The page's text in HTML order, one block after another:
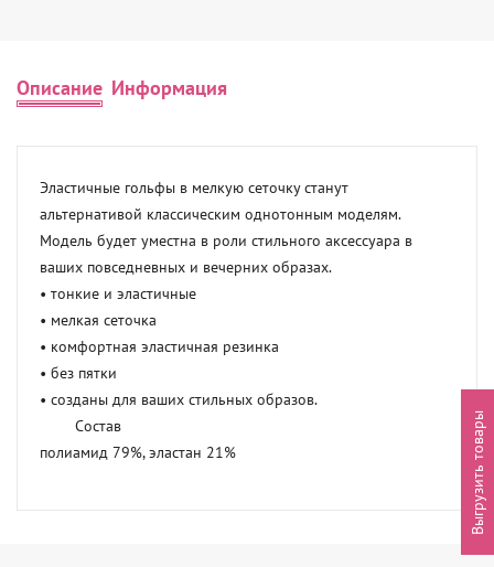
Описание Информация
Эластичные гольфы в мелкую сеточку станут
альтернативой классическим однотонным моделям.
Модель будет уместна в роли стильного аксессуара в
ваших повседневных и вечерних образах.
• тонкие и эластичные
• мелкая сеточка
• комфортная эластичная резинка
• без пятки
• созданы для ваших стильных образов.
полиамид 79%, эластан 21%
Выгрузить товары